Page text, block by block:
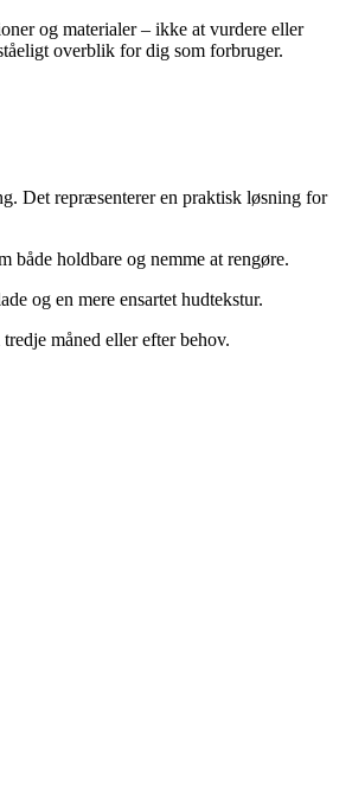
og materialer – ikke at vurdere eller
overblik for dig som forbruger.
Det repræsenterer en praktisk løsning for
både holdbare og nemme at rengøre.
og en mere ensartet hudtekstur.
måned eller efter behov.